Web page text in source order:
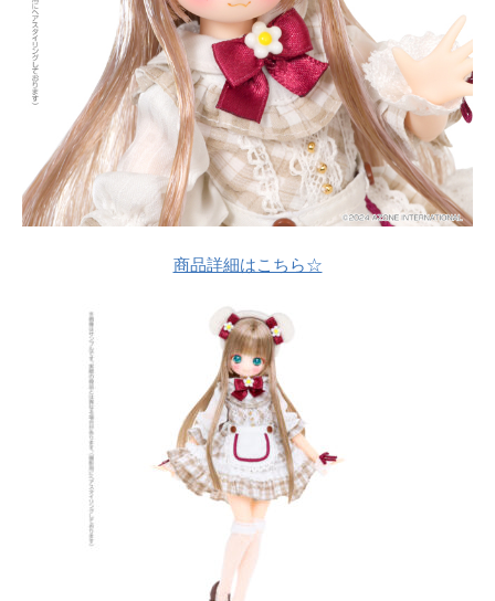
商品詳細はこちら☆